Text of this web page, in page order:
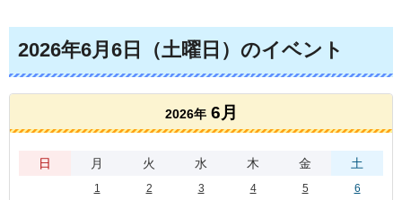
2026年6月6日（土曜日）のイベント
2026年 6月
日 月 火 水 木 金 土
1 2 3 4 5
6